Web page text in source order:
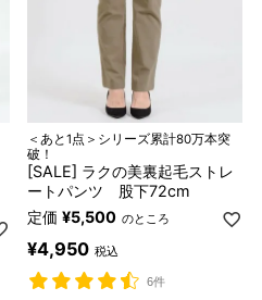
＜あと1点＞シリーズ累計80万本突
破！
[SALE] ラクの美裏起毛ストレ
ートパンツ 股下72cm
定価 ¥5,500 のところ
¥4,950 税込
6件